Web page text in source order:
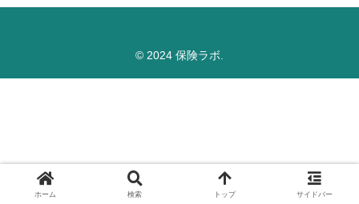
© 2024 保険ラボ.
ホーム 検索 トップ サイドバー